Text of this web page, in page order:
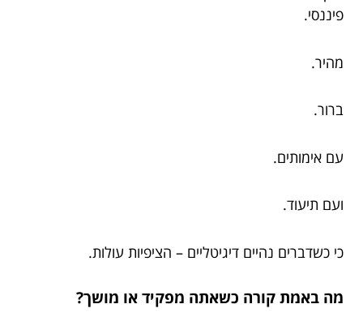
פיננסי.
מהיר.
ברור.
עם אימותים.
ועם תיעוד.
כי כשדברים נהיים דיגיטליים – הציפיות עולות.
מה באמת קורה כשאתה מפקיד או מושך?